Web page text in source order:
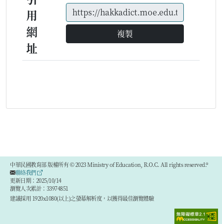
用
網
址
複製
中華民國教育部 版權所有 © 2023 Ministry of Education, R.O.C. All rights reserved.®
聯絡我們
更新日期：2025/10/14
瀏覽人次累計：33974851
建議採用 1920x1080(以上)之螢幕解析度，以獲得最佳瀏覽體驗